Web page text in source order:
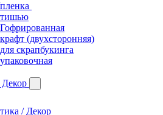
тишью
(двухсторонняя)
скрапбукинга
/ Декор